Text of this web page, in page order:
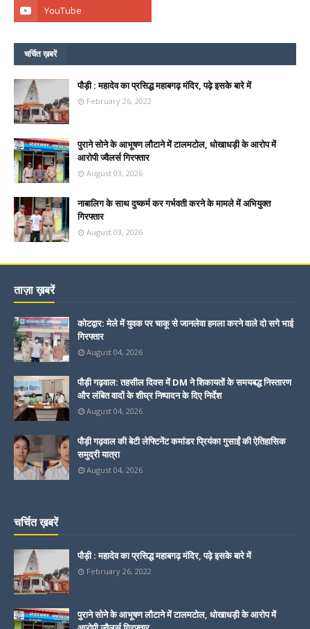
चर्चित ख़बरें
पौड़ी : महादेव का प्रसिद्ध महाबगढ़ मंदिर, पढ़े इसके बारे में
February 26, 2022
पुराने सोने के आभूषण लौटाने में टालमटोल, धोखाधड़ी के आरोप में
आरोपी ज्वैलर्स गिरफ्तार
August 03, 2026
नाबालिग के साथ दुष्कर्म कर गर्भवती करने के मामले में अभियुक्त
गिरफ्तार
August 03, 2026
ताज़ा ख़बरें
कोटद्वार: मेले में युवक पर चाकू से जानलेवा हमला करने वाले दो सगे भाई
गिरफ्तार
August 04, 2026
पौड़ी गढ़वाल: तहसील दिवस में DM ने शिकायतों के समयबद्ध निस्तारण
और लंबित वादों के शीघ्र निष्पादन के दिए निर्देश
August 04, 2026
पौड़ी गढ़वाल की बेटी लेफ्टिनेंट कमांडर प्रियंका गुसाईं की ऐतिहासिक
समुद्री यात्रा
August 04, 2026
चर्चित ख़बरें
पौड़ी : महादेव का प्रसिद्ध महाबगढ़ मंदिर, पढ़े इसके बारे में
February 26, 2022
पुराने सोने के आभूषण लौटाने में टालमटोल, धोखाधड़ी के आरोप में